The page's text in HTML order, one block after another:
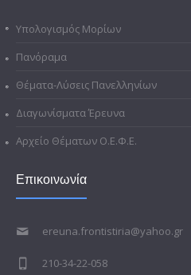
Υπολογισμός Μορίων
Πανόραμα
Θέματα-Λύσεις Πανελληνίων
Διαγωνίσματα Έρευνα
Αρχείο Θέματων Ο.Ε.Φ.Ε.
Επικοινωνία
ereuna.frontistiria@yahoo.gr
210-34-22-058